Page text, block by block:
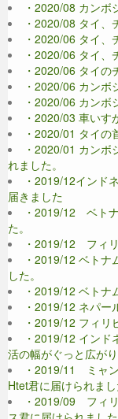
・2020/08 カン
・2020/08 タイ
・2020/06 タイ
・2020/06 タイ
・2020/06 タイ
・2020/06 カン
・2020/06 カン
・2020/03 車いす
・2020/01 タイの
・2020/01 カン
れました。
・2019/12インド
届きました
・2019/12 ベト
た。
・2019/12 フィ
・2019/12 ベト
した。
・2019/12 ベトナ
・2019/12 ネパ
・2019/12 フィリ
・2019/12 イン
活の幅がぐっと広がり
・2019/11 ミャ
Htet君に届けられまし
・2019/09 フィ